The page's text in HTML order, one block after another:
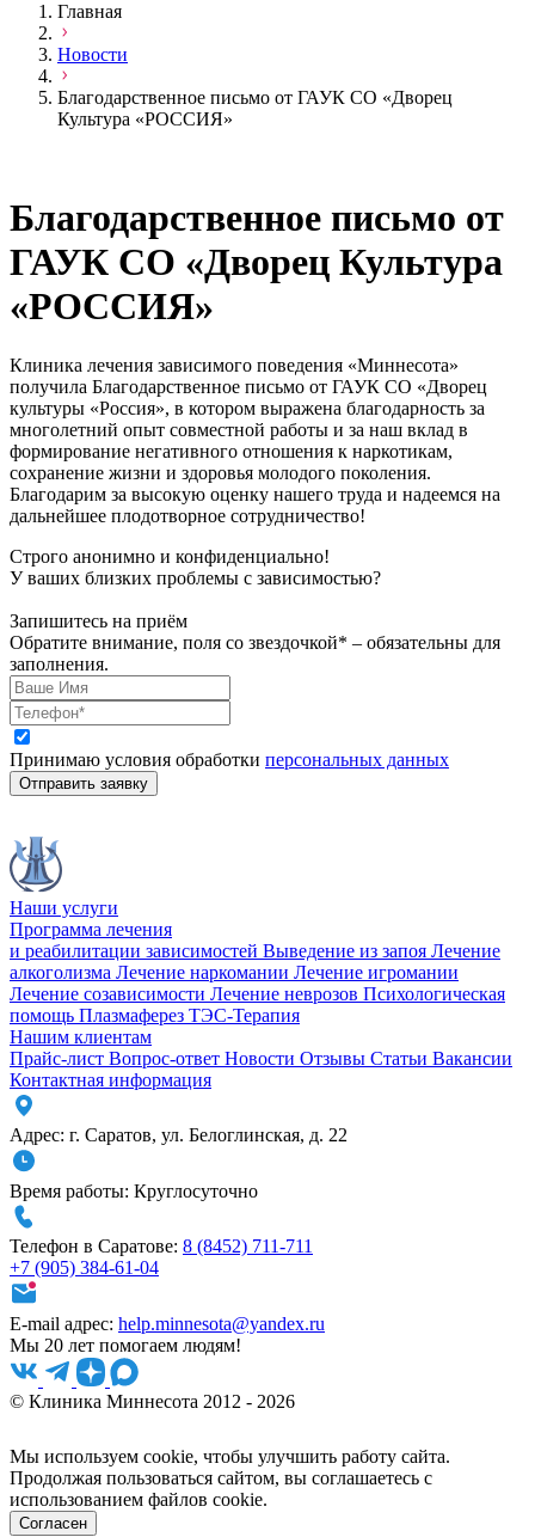
Главная
Новости
Благодарственное письмо от ГАУК СО «Дворец
Культура «РОССИЯ»
Благодарственное письмо от
ГАУК СО «Дворец Культура
«РОССИЯ»
Клиника лечения зависимого поведения «Миннесота»
получила Благодарственное письмо от ГАУК СО «Дворец
культуры «Россия», в котором выражена благодарность за
многолетний опыт совместной работы и за наш вклад в
формирование негативного отношения к наркотикам,
сохранение жизни и здоровья молодого поколения.
Благодарим за высокую оценку нашего труда и надеемся на
дальнейшее плодотворное сотрудничество!
Строго анонимно и конфиденциально!
У ваших близких проблемы с зависимостью?
Запишитесь на приём
Обратите внимание, поля со звездочкой* – обязательны для
заполнения.
Принимаю условия обработки персональных данных
Отправить заявку
Наши услуги
Программа лечения
и реабилитации зависимостей Выведение из запоя Лечение
алкоголизма Лечение наркомании Лечение игромании
Лечение созависимости Лечение неврозов Психологическая
помощь Плазмаферез ТЭС-Терапия
Нашим клиентам
Прайс-лист Вопрос-ответ Новости Отзывы Статьи Вакансии
Контактная информация
Адрес: г. Саратов, ул. Белоглинская, д. 22
Время работы: Круглосуточно
Телефон в Саратове: 8 (8452) 711-711
+7 (905) 384-61-04
E-mail адрес: help.minnesota@yandex.ru
Мы 20 лет помогаем людям!
© Клиника Миннесота 2012 - 2026
Мы используем cookie, чтобы улучшить работу сайта.
Продолжая пользоваться сайтом, вы соглашаетесь с
использованием файлов cookie.
Согласен